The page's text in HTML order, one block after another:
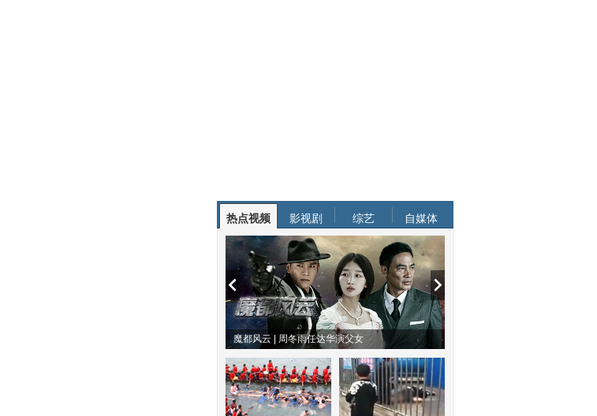
热点视频 影视剧 综艺 自媒体
魔都风云 | 周冬雨任达华演父女